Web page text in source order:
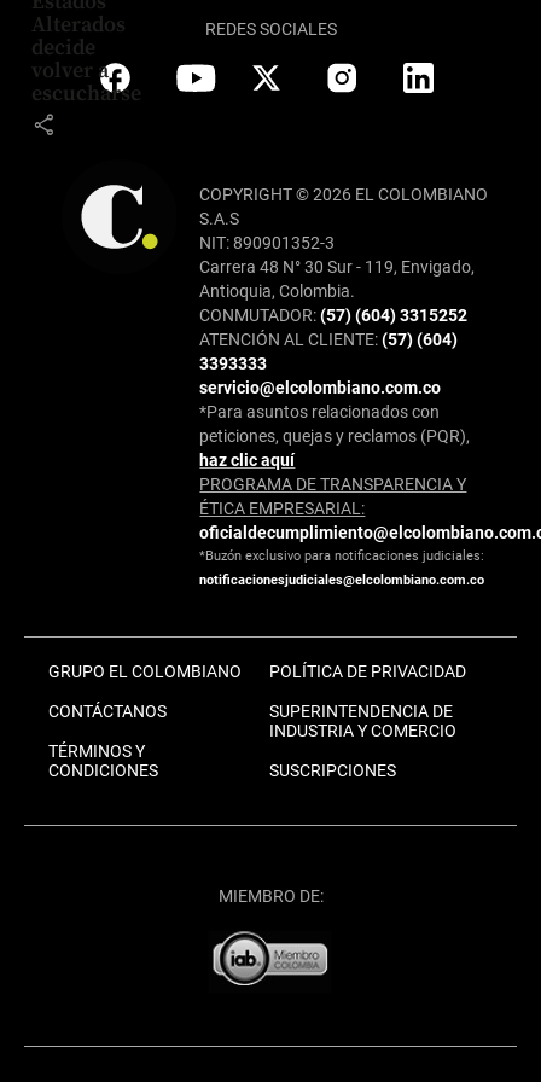
Alterados
decide
volver a
escucharse
share
REDES SOCIALES
COPYRIGHT © 2026 EL COLOMBIANO
S.A.S
NIT: 890901352-3
Carrera 48 N° 30 Sur - 119, Envigado,
Antioquia, Colombia.
CONMUTADOR:(57) (604) 3315252
ATENCIÓN AL CLIENTE:(57) (604)
3393333
servicio@elcolombiano.com.co
*Para asuntos relacionados con
peticiones, quejas y reclamos (PQR),
haz clic aquí
PROGRAMA DE TRANSPARENCIA Y
ÉTICA EMPRESARIAL:
*Buzón exclusivo para notificaciones judiciales:
notificacionesjudiciales@elcolombiano.com.co
GRUPO EL COLOMBIANO
CONTÁCTANOS
TÉRMINOS Y
CONDICIONES
POLÍTICA DE PRIVACIDAD
SUPERINTENDENCIA DE
INDUSTRIA Y COMERCIO
SUSCRIPCIONES
MIEMBRO DE: